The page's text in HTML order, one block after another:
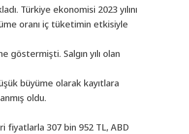
Türkiye ekonomisi 2023 yılını
oranı iç tüketimin etkisiyle
göstermişti. Salgın yılı olan
büyüme olarak kayıtlara
oldu.
fiyatlarla 307 bin 952 TL, ABD